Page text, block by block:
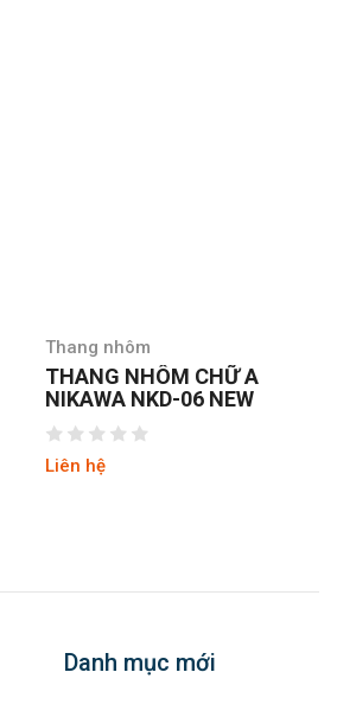
Thang nhôm
THANG NHÔM CHỮ A
TUNGSHING AS-03
Liên hệ
Danh mục mới